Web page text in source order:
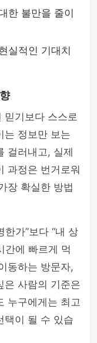
한 불만을 줄이
실적인 기대치
믿기보다 스스로
는 정보만 보는
걸러내고, 실제
과정은 번거로워
장 확실한 방법
가”보다 “내 상
간에 빠르게 먹
동하는 방문자,
은 사람의 기준은
누구에게는 최고
택이 될 수 있습